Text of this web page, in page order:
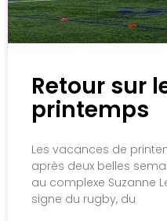
Retour sur
printemps
Les vacances de
après deux belles
au complexe Suzanne
signe du rugby, du